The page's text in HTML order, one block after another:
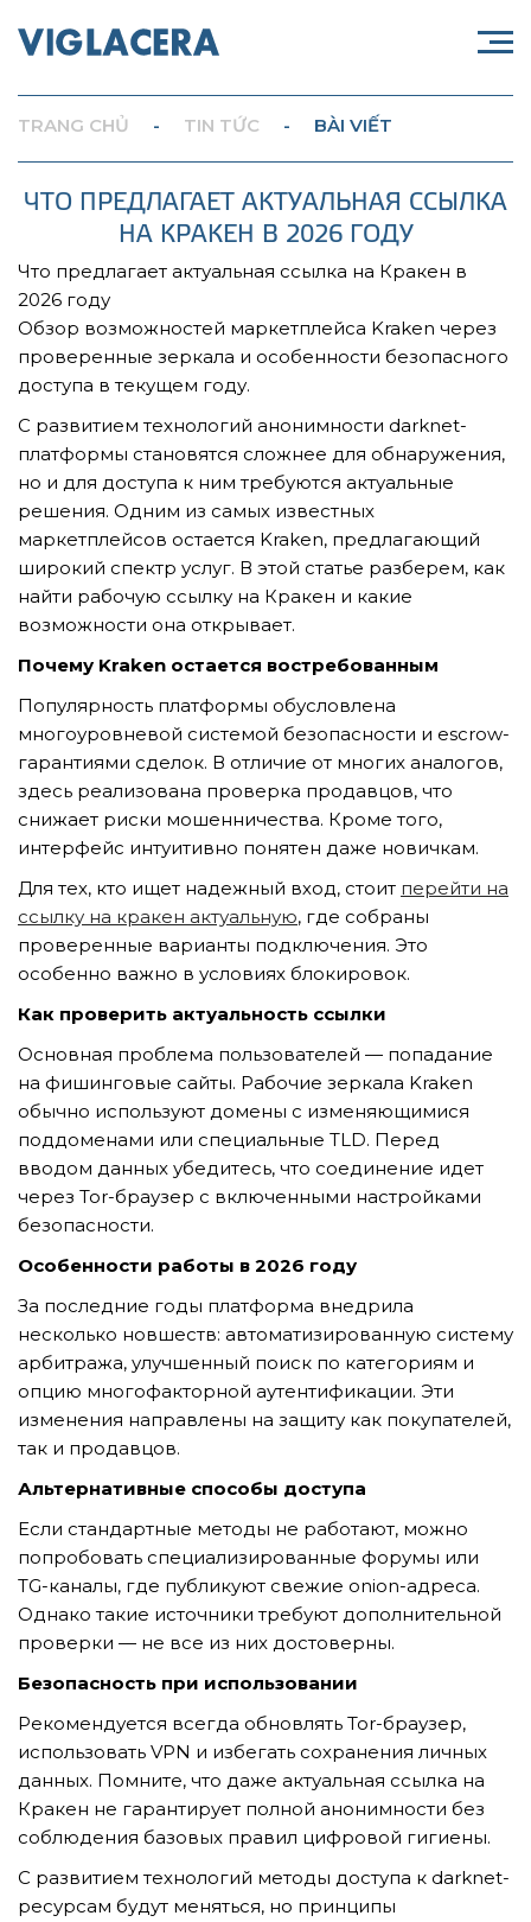
TẢI E-BROCHURE
TƯ VẤN MIỄN PHÍ VỀ SẢN PHẨM
Nghề nghiệp...
Thành phố...
TRANG CHỦ - TIN TỨC - BÀI VIẾT
ЧТО ПРЕДЛАГАЕТ АКТУАЛЬНАЯ ССЫЛКА
НА КРАКЕН В 2026 ГОДУ
Что предлагает актуальная ссылка на Кракен в
2026 году
Обзор возможностей маркетплейса Kraken через
проверенные зеркала и особенности безопасного
доступа в текущем году.
С развитием технологий анонимности darknet-
платформы становятся сложнее для обнаружения,
но и для доступа к ним требуются актуальные
решения. Одним из самых известных
маркетплейсов остается Kraken, предлагающий
широкий спектр услуг. В этой статье разберем, как
найти рабочую ссылку на Кракен и какие
возможности она открывает.
Почему Kraken остается востребованным
Популярность платформы обусловлена
многоуровневой системой безопасности и escrow-
гарантиями сделок. В отличие от многих аналогов,
здесь реализована проверка продавцов, что
снижает риски мошенничества. Кроме того,
интерфейс интуитивно понятен даже новичкам.
Для тех, кто ищет надежный вход, стоит перейти на
ссылку на кракен актуальную, где собраны
проверенные варианты подключения. Это
особенно важно в условиях блокировок.
Как проверить актуальность ссылки
Основная проблема пользователей — попадание
на фишинговые сайты. Рабочие зеркала Kraken
обычно используют домены с изменяющимися
поддоменами или специальные TLD. Перед
вводом данных убедитесь, что соединение идет
через Tor-браузер с включенными настройками
безопасности.
Особенности работы в 2026 году
За последние годы платформа внедрила
несколько новшеств: автоматизированную систему
арбитража, улучшенный поиск по категориям и
опцию многофакторной аутентификации. Эти
изменения направлены на защиту как покупателей,
так и продавцов.
Альтернативные способы доступа
Если стандартные методы не работают, можно
попробовать специализированные форумы или
TG-каналы, где публикуют свежие onion-адреса.
Однако такие источники требуют дополнительной
проверки — не все из них достоверны.
Безопасность при использовании
Рекомендуется всегда обновлять Tor-браузер,
использовать VPN и избегать сохранения личных
данных. Помните, что даже актуальная ссылка на
Кракен не гарантирует полной анонимности без
соблюдения базовых правил цифровой гигиены.
С развитием технологий методы доступа к darknet-
ресурсам будут меняться, но принципы